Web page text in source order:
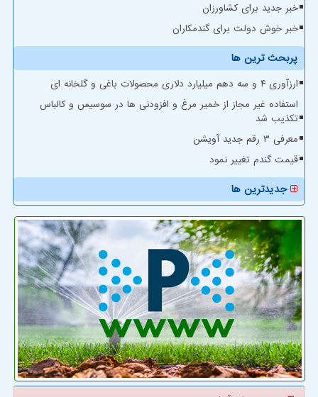
خبر جدید برای کشاورزان
خبر خوش دولت برای گندمکاران
پربحث ترین ها
ارزآوری ۴ و سه دهم میلیارد دلاری محصولات باغی و گلخانه ای
استفاده غیر مجاز از خمیر مرغ و افزودنی ها در سوسیس و کالباس
تکذیب شد
معرفی ۳ رقم جدید آویشن
قیمت گندم تغییر نمود
جدیدترین ها